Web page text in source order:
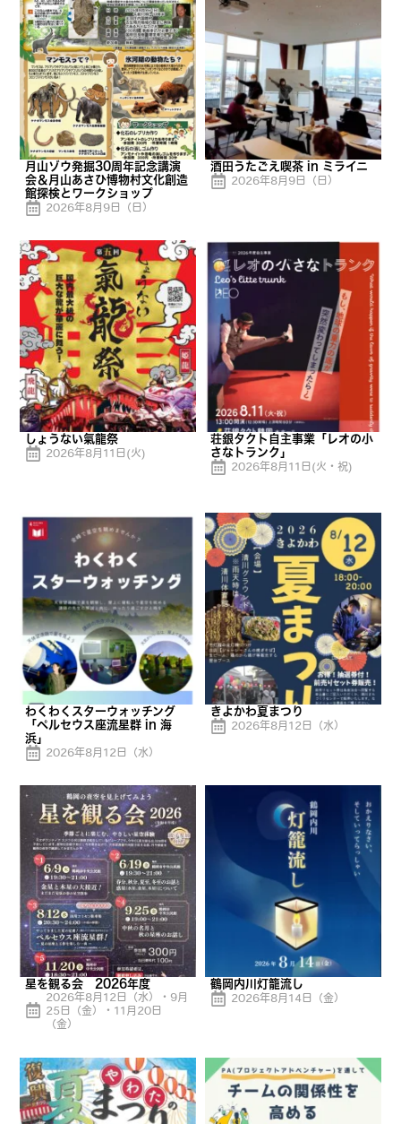
月山ゾウ発掘30周年記念講演
会＆月山あさひ博物村文化創造
館探検とワークショップ
2026年8月9日（日）
酒田うたごえ喫茶 in ミライニ
2026年8月9日（日）
しょうない氣龍祭
2026年8月11日(火)
荘銀タクト自主事業「レオの小
さなトランク」
2026年8月11日(火・祝)
わくわくスターウォッチング
「ペルセウス座流星群 in 海
浜」
2026年8月12日（水）
きよかわ夏まつり
2026年8月12日（水）
星を観る会 2026年度
2026年8月12日（水）・9月
25日（金）・11月20日
（金）
鶴岡内川灯籠流し
2026年8月14日（金）